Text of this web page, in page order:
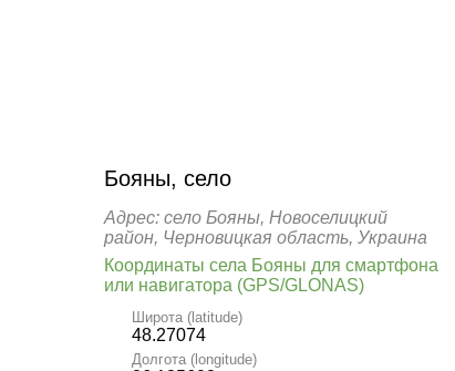
Бояны, село
Адрес: село Бояны, Новоселицкий
район, Черновицкая область, Украина
Координаты села Бояны для смартфона
или навигатора (GPS/GLONAS)
Широта (latitude)
48.27074
Долгота (longitude)